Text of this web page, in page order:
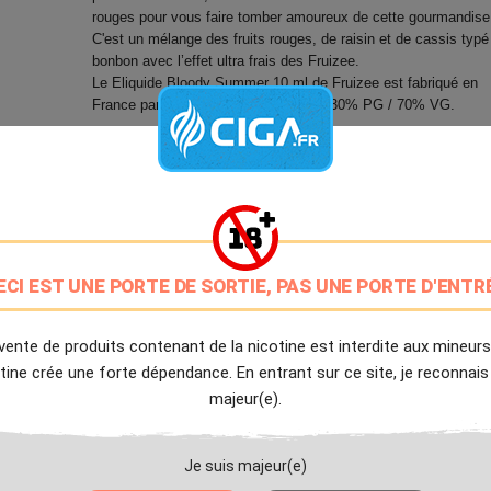
EST UNE PORTE DE SORTIE, PAS UNE PORTE
de produits contenant de la nicotine est interdite aux
crée une forte dépendance. En entrant sur ce site, je
majeur(e).
Je suis majeur(e)
rouges pour vous faire tomber amoureux de cette
C'est un mélange des fruits rouges, de raisin et de cassis typé
bonbon avec l’effet ultra frais des Fruizee.
Le Eliquide Bloody Summer 10 ml de Fruizee est fabriqué en
France par Eliquid France au dosage 30% PG / 70% VG.
9.7/10
Livraison Offerte
à partir de 20€
Expédition Immédiate
Commande passée avant 14h
Tweet
Livré à partir du Mardi 11 Août 2026.